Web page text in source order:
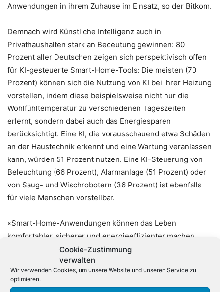
Cookie-Zustimmung
verwalten
Wir verwenden Cookies, um unsere Website und unseren Service zu
optimieren.
Anwendungen in ihrem Zuhause im Einsatz, so der Bitkom.
Demnach wird Künstliche Intelligenz auch in
Privathaushalten stark an Bedeutung gewinnen: 80
Prozent aller Deutschen zeigen sich perspektivisch offen
für KI-gesteuerte Smart-Home-Tools: Die meisten (70
Prozent) können sich die Nutzung von KI bei ihrer Heizung
vorstellen, indem diese beispielsweise nicht nur die
Wohlfühltemperatur zu verschiedenen Tageszeiten
erlernt, sondern dabei auch das Energiesparen
berücksichtigt. Eine KI, die vorausschauend etwa Schäden
an der Haustechnik erkennt und eine Wartung veranlassen
kann, würden 51 Prozent nutzen. Eine KI-Steuerung von
Beleuchtung (66 Prozent), Alarmanlage (51 Prozent) oder
von Saug- und Wischrobotern (36 Prozent) ist ebenfalls
für viele Menschen vorstellbar.
«Smart-Home-Anwendungen können das Leben
komfortabler, sicherer und energieeffizienter machen.
Künstliche Intelligenz wird die intuitive Interaktion mit dem
Smart Home dabei nochmals drastisch erleichtern und die
Grundlage für völlig neue Dienste und Anwendungen
schaffen. Es ist zu erwarten, dass der Smart-Home-Markt